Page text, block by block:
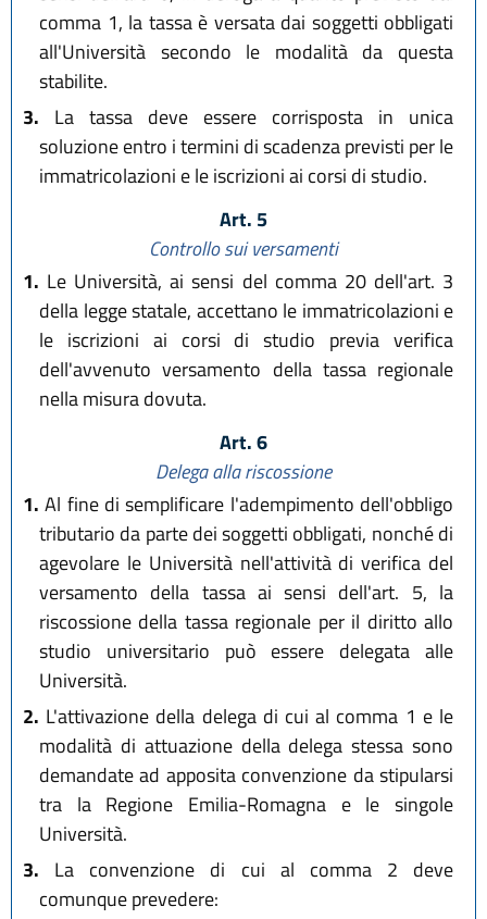
comma 1, la tassa è versata dai soggetti obbligati
all'Università secondo le modalità da questa
stabilite.
3. La tassa deve essere corrisposta in unica
soluzione entro i termini di scadenza previsti per le
immatricolazioni e le iscrizioni ai corsi di studio.
Art. 5
Controllo sui versamenti
1. Le Università, ai sensi del comma 20 dell'art. 3
della legge statale, accettano le immatricolazioni e
le iscrizioni ai corsi di studio previa verifica
dell'avvenuto versamento della tassa regionale
nella misura dovuta.
Art. 6
Delega alla riscossione
1. Al fine di semplificare l'adempimento dell'obbligo
tributario da parte dei soggetti obbligati, nonché di
agevolare le Università nell'attività di verifica del
versamento della tassa ai sensi dell'art. 5, la
riscossione della tassa regionale per il diritto allo
studio universitario può essere delegata alle
Università.
2. L'attivazione della delega di cui al comma 1 e le
modalità di attuazione della delega stessa sono
demandate ad apposita convenzione da stipularsi
tra la Regione Emilia-Romagna e le singole
Università.
3. La convenzione di cui al comma 2 deve
comunque prevedere: